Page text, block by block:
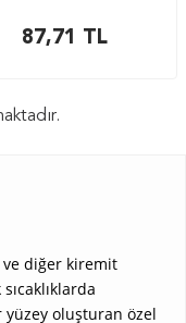
87,71 TL
ve diğer kiremit
oluşturan özel